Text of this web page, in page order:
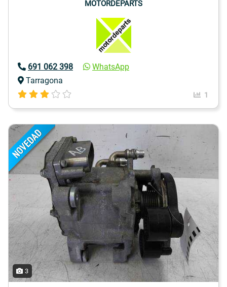
MOTORDEPARTS
691 062 398
WhatsApp
Tarragona
1
3